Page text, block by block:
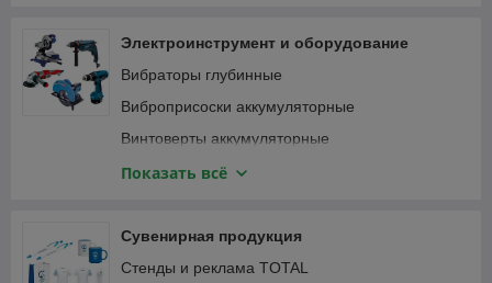
Пылесосы строительные
Сварочные аппараты
Станки
Трубогибы, арматурогибы
Швонарезчики
Тепловые пушки
Терморегуляторы (термостаты)
Масляные радиаторы
Электроинструмент и оборудование
Вибраторы глубинные
Виброприсоски аккумуляторные
Винтоверты аккумуляторные
Гаечные ключи и трещотки аккумуляторные
Гвоздезабивные пистолеты, степлеры
Дрели
Показать всё
Сувенирная продукция
Стенды и реклама TOTAL